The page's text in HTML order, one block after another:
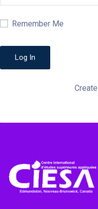
Remember Me